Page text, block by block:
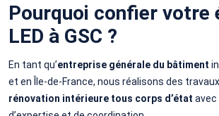
Pourquoi confier votre
LED à GSC ?
En tant qu’entreprise générale du bâtiment
et en Île-de-France, nous réalisons des
rénovation intérieure tous corps d’état avec